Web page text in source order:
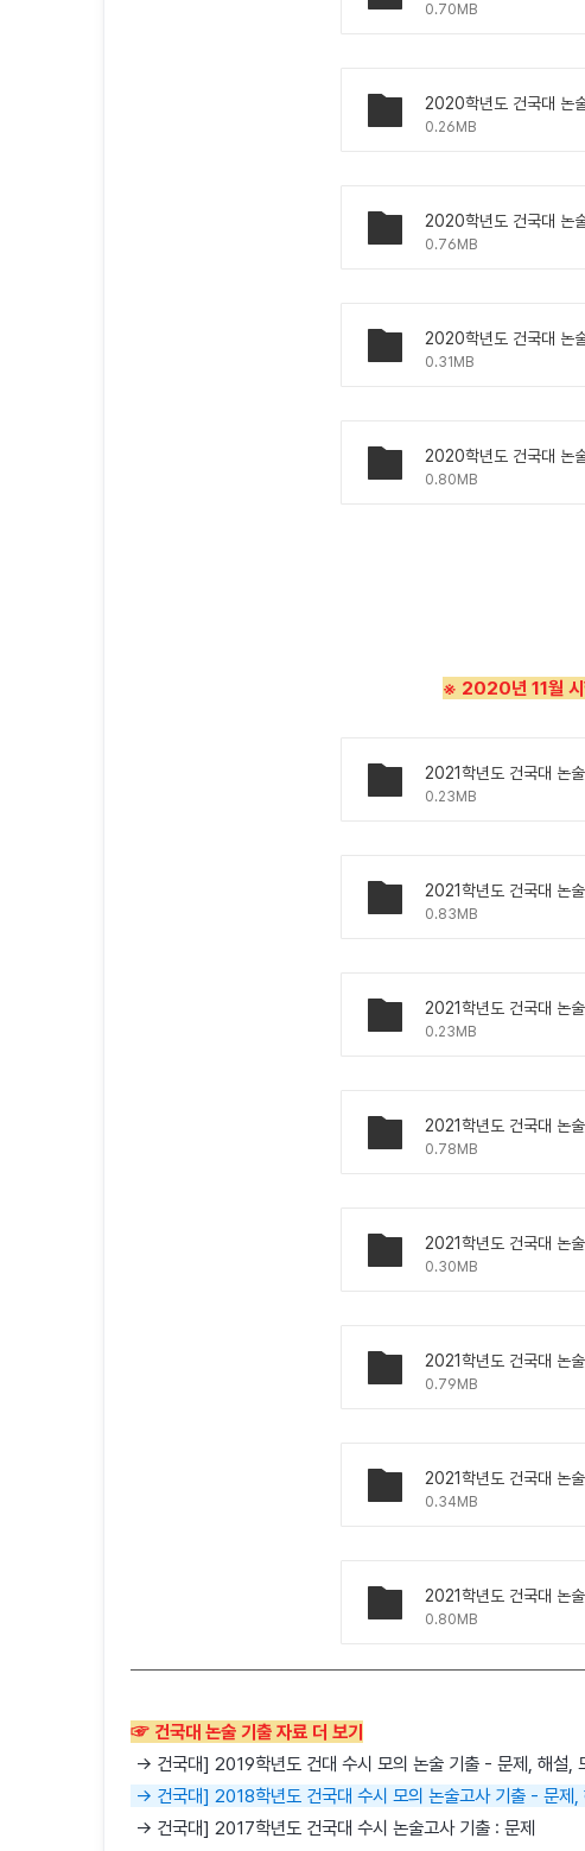
0.70MB
0.26MB
0.76MB
0.31MB
0.80MB
※ 2020년 11월
0.23MB
0.83MB
0.23MB
0.78MB
2021학년도 건국대 논
0.30MB
0.79MB
2021학년도 건국대 논
0.34MB
0.80MB
☞ 건국대 논술 기출 자료 더 보기
→ 건국대] 2019학년도 건대 수시 모의 논술 기출 - 문제, 해설,
→ 건국대] 2018학년도 건국대 수시 모의 논술고사 기출 - 문제,
→ 건국대] 2017학년도 건국대 수시 논술고사 기출 : 문제